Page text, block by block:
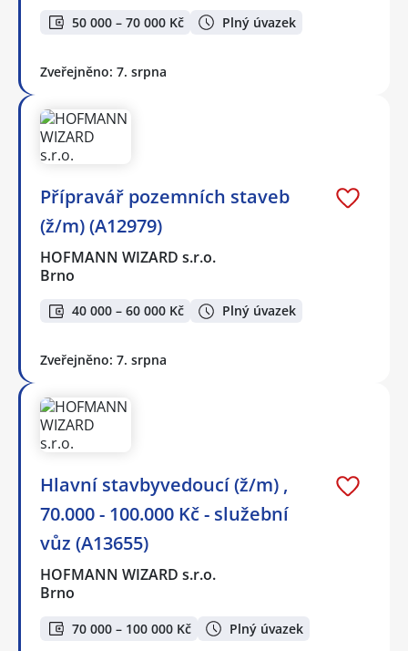
50 000 – 70 000 Kč Plný úvazek
Zveřejněno: 7. srpna
Přípravář pozemních staveb
(ž/m) (A12979)
HOFMANN WIZARD s.r.o.
Brno
40 000 – 60 000 Kč Plný úvazek
Zveřejněno: 7. srpna
Hlavní stavbyvedoucí (ž/m) ,
70.000 - 100.000 Kč - služební
vůz (A13655)
HOFMANN WIZARD s.r.o.
Brno
70 000 – 100 000 Kč Plný úvazek